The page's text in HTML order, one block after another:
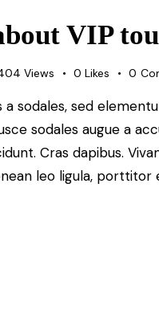
VIP
Views 0 Likes 0
a sodales, sed
sodales augue a
Cras dapibus.
leo ligula, porttitor